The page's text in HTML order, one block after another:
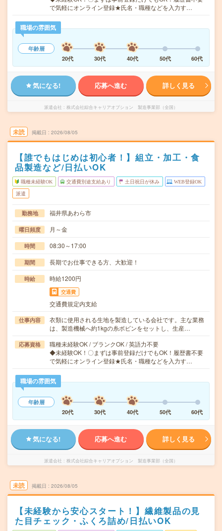
で気軽にオンライン登録★氏名・職種などを入力す…
職場の雰囲気
年齢層
20代
30代 40代 50代 60代
気になる! 応募へ進む 詳しく見る
派遣会社 株式会社綜合キャリアオプション 製造事業部（全国）
未読 掲載日 2026/08/05
【誰でもはじめは初心者！】組立・加工・食
品製造など/日払いOK
職種未経験OK 交通費別途支給あり 土日祝日が休み WEB登録OK
派遣
勤務地 福井県あわら市
曜日頻度 月～金
時間 08:30～17:00
期間 長期でお仕事できる方、大歓迎！
時給 時給1200円
交通費
交通費規定内支給
仕事内容
衣類に使用される生地を製造している会社です。主な業務
は、製造機械へ約1kgの糸ボビンをセットし、生産…
応募資格
職種未経験OK / ブランクOK / 英語力不要
◆未経験OK！〇まずは事前登録だけでもOK！履歴書不要
で気軽にオンライン登録★氏名・職種などを入力す…
職場の雰囲気
年齢層
20代
30代 40代 50代 60代
気になる! 応募へ進む 詳しく見る
派遣会社 株式会社綜合キャリアオプション 製造事業部（全国）
未読 掲載日 2026/08/05
【未経験から安心スタート！】繊維製品の見
た目チェック・ふくろ詰め/日払いOK